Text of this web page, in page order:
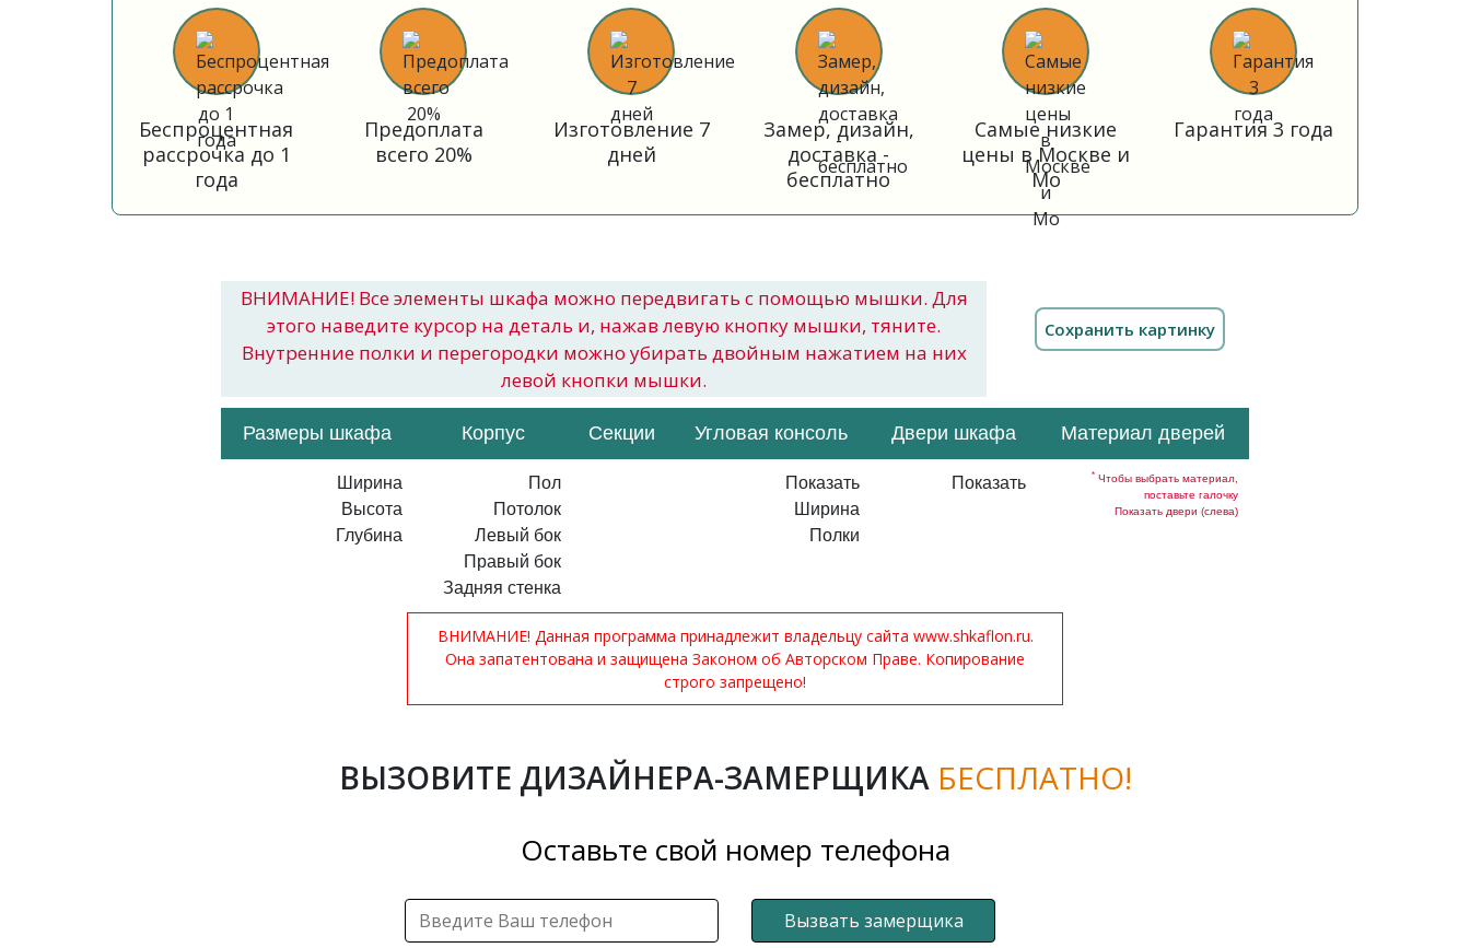
Беспроцентная
рассрочка до 1
года
Предоплата
всего 20%
Изготовление 7
дней
Замер, дизайн,
доставка -
бесплатно
Самые низкие
цены в Москве и
Мо
Гарантия 3 года
ВНИМАНИЕ! Все элементы шкафа можно передвигать с помощью мышки. Для
этого наведите курсор на деталь и, нажав левую кнопку мышки, тяните.
Внутренние полки и перегородки можно убирать двойным нажатием на них
левой кнопки мышки.
Размеры шкафа Корпус Секции Угловая консоль Двери шкафа Материал дверей
Ширина
Высота
Глубина
Пол
Потолок
Левый бок
Правый бок
Задняя стенка
Показать
Ширина
Полки
Показать * Чтобы выбрать материал,
поставьте галочку
Показать двери (слева)
ВНИМАНИЕ! Данная программа принадлежит владельцу сайта www.shkaflon.ru.
Она запатентована и защищена Законом об Авторском Праве. Копирование
строго запрещено!
ВЫЗОВИТЕ ДИЗАЙНЕРА-ЗАМЕРЩИКА БЕСПЛАТНО!
Оставьте свой номер телефона
Вызвать замерщика